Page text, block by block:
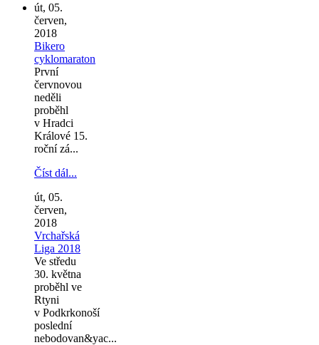
út, 05.
červen,
2018
Bikero
cyklomaraton
První
červnovou
neděli
proběhl
v Hradci
Králové 15.
roční zá...
Číst dál...
út, 05.
červen,
2018
Vrchařská
Liga 2018
Ve středu
30. května
proběhl ve
Rtyni
v Podkrkonoší
poslední
nebodovan&yac...